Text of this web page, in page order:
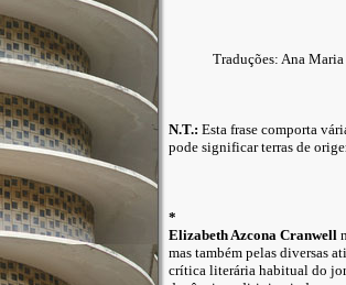
Traduções: Ana
N.T.: Esta frase comporta
pode significar terras de
*
Elizabeth Azcona Cranwell
mas também pelas diversas
crítica literária habitual do